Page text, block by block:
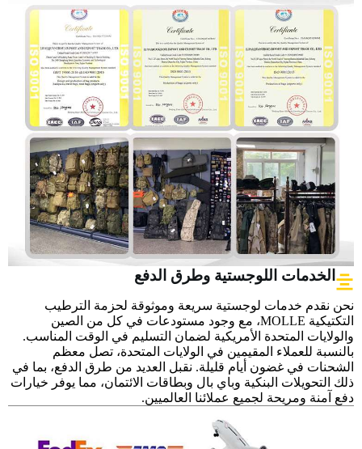
الخدمات اللوجستية وطرق الدفع
نحن نقدم خدمات لوجستية سريعة وموثوقة لحزمة الترطيب
التكتيكية MOLLE، مع وجود مستودعات في كل من الصين
والولايات المتحدة الأمريكية لضمان التسليم في الوقت المناسب.
بالنسبة للعملاء المقيمين في الولايات المتحدة، تصل معظم
الشحنات في غضون أيام قليلة. نقبل العديد من طرق الدفع، بما في
ذلك التحويلات البنكية وباي بال وبطاقات الائتمان، مما يوفر خيارات
دفع آمنة ومريحة لجميع عملائنا العالميين.